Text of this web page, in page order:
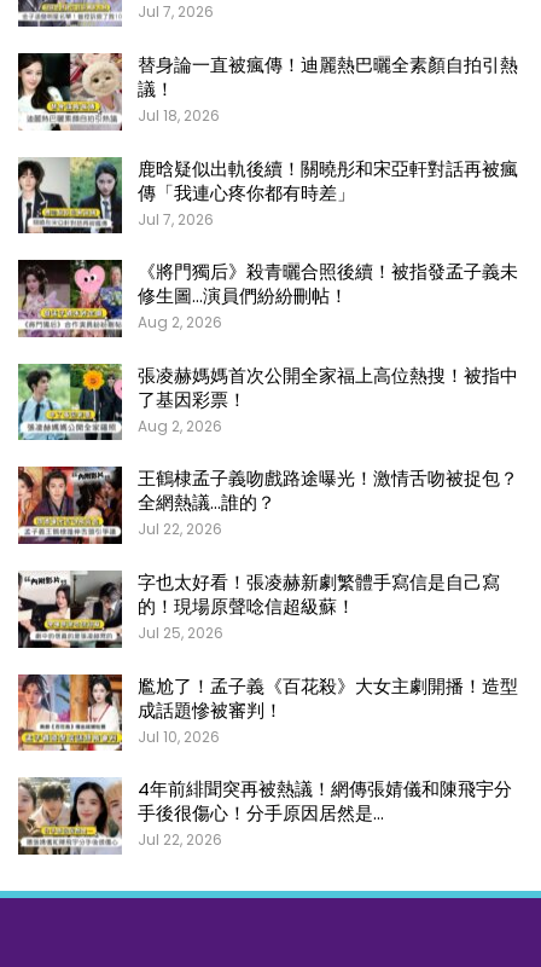
Jul 7, 2026
替身論一直被瘋傳！迪麗熱巴曬全素顏自拍引熱
議！
Jul 18, 2026
鹿晗疑似出軌後續！關曉彤和宋亞軒對話再被瘋
傳「我連心疼你都有時差」
Jul 7, 2026
《將門獨后》殺青曬合照後續！被指發孟子義未
修生圖…演員們紛紛刪帖！
Aug 2, 2026
張凌赫媽媽首次公開全家福上高位熱搜！被指中
了基因彩票！
Aug 2, 2026
王鶴棣孟子義吻戲路途曝光！激情舌吻被捉包？
全網熱議…誰的？
Jul 22, 2026
字也太好看！張凌赫新劇繁體手寫信是自己寫
的！現場原聲唸信超級蘇！
Jul 25, 2026
尷尬了！孟子義《百花殺》大女主劇開播！造型
成話題慘被審判！
Jul 10, 2026
4年前緋聞突再被熱議！網傳張婧儀和陳飛宇分
手後很傷心！分手原因居然是…
Jul 22, 2026